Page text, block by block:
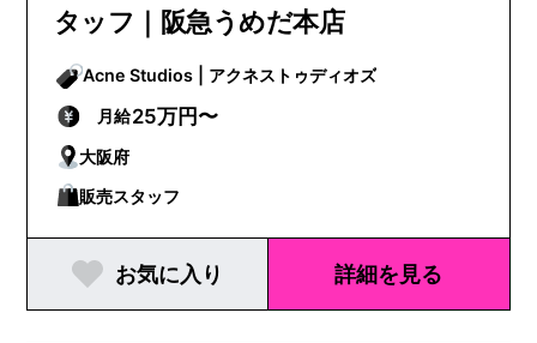
タッフ｜阪急うめだ本店
Acne Studios | アクネストゥディオズ
月給25万円〜
大阪府
販売スタッフ
お気に入り 詳細を見る